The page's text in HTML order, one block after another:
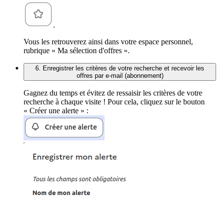
.
Vous les retrouverez ainsi dans votre espace personnel,
rubrique « Ma sélection d'offres ».
6. Enregistrer les critères de votre recherche et recevoir les
offres par e-mail (abonnement)
Gagnez du temps et évitez de ressaisir les critères de votre
recherche à chaque visite ! Pour cela, cliquez sur le bouton
« Créer une alerte » :